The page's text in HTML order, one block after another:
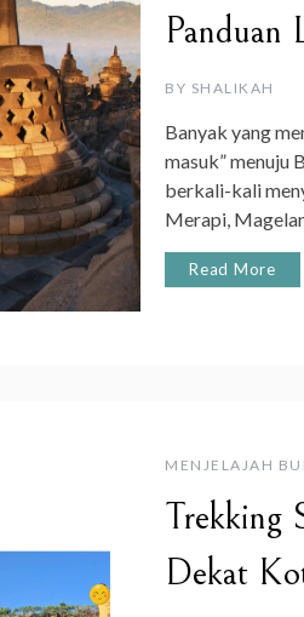
Panduan
BY SHALIKAH
Banyak yang
masuk” menuju
berkali-kali
Merapi,
Read More
MENJELAJAH
Trekking
Dekat